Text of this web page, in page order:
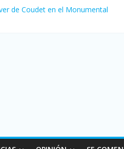
de Coudet en el Monumental
más movimiento y consumo
autos usados en julio: bajó un